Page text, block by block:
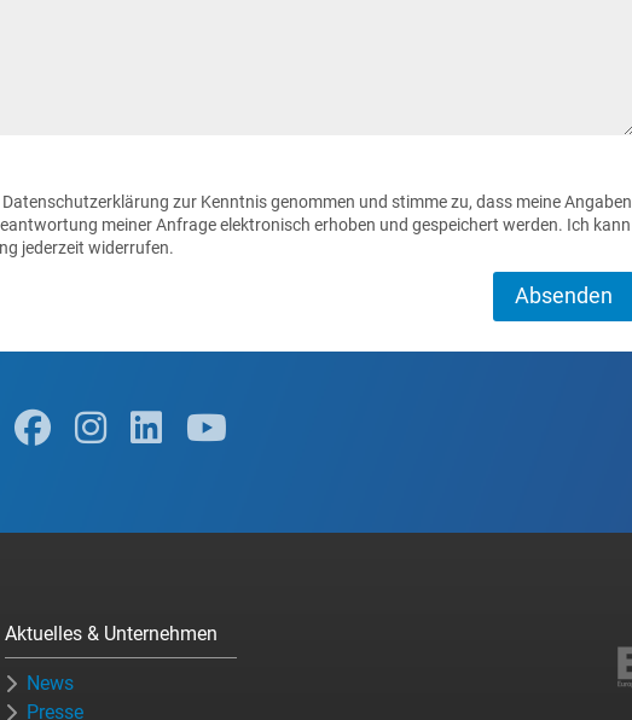
Datenschutzerklärung zur Kenntnis genommen und stimme zu, dass meine Angaben
meiner Anfrage elektronisch erhoben und gespeichert werden. Ich kann
jederzeit widerrufen.
Absenden
Aktuelles & Unternehmen
News
Presse